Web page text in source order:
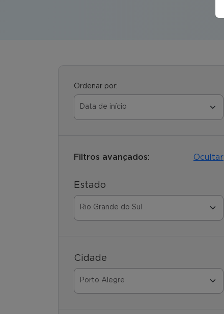
Ordenar por:
Filtros avançados: Ocultar
Estado
Cidade